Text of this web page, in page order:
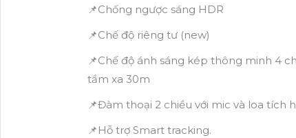
📌Chống ngược sáng HDR
📌Chế độ riêng tư (new)
📌Chế độ ánh sáng kép thông minh 4
tầm xa 30m
📌Đàm thoại 2 chiều với mic và loa tích
📌Hỗ trợ Smart tracking.